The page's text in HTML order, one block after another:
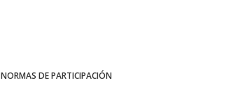
NORMAS DE PARTICIPACIÓN